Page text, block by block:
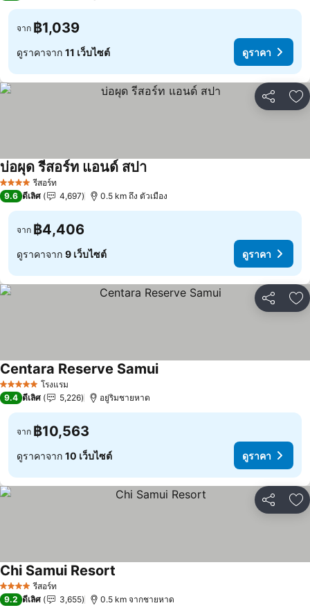
จาก ฿1,039
ดูราคาจาก 11 เว็บไซต์ ดูราคา
แชร์ เ
4 ดาว รีสอร์ท
บ่อผุด รีสอร์ท แอนด์ สปา
9.6 ดีเลิศ 4,697 0.5 km ถึง ตัวเมือง
จาก ฿4,406
ดูราคาจาก 9 เว็บไซต์ ดูราคา
แชร์ เ
5 ดาว โรงแรม
Centara Reserve Samui
9.4 ดีเลิศ 5,226 อยู่ริมชายหาด
จาก ฿10,563
ดูราคาจาก 10 เว็บไซต์ ดูราคา
แชร์ เ
4 ดาว รีสอร์ท
Chi Samui Resort
9.2 ดีเลิศ 3,655 0.5 km จากชายหาด